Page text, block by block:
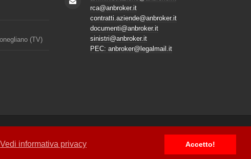
Vedi informativa privacy Accetto!
(TV)
rca@anbroker.it
contratti.aziende@anbroker.it
documenti@anbroker.it
sinistri@anbroker.it
PEC: anbroker@legalmail.it